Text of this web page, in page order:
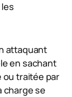
attaquant
en sachant
ou traitée par
charge se